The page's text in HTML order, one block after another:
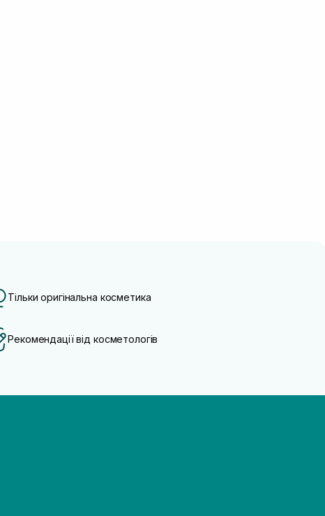
Тільки оригінальна косметика
Рекомендації від косметологів